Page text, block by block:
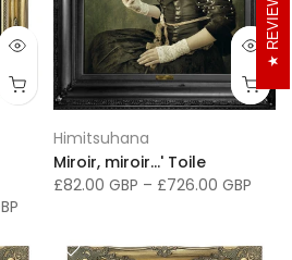
Himitsuhana
Miroir, miroir...' Toile
£82.00 GBP – £726.00 GBP
REVIEWS